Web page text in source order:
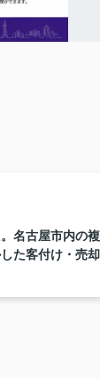
名古屋市内の複
た客付け・売却